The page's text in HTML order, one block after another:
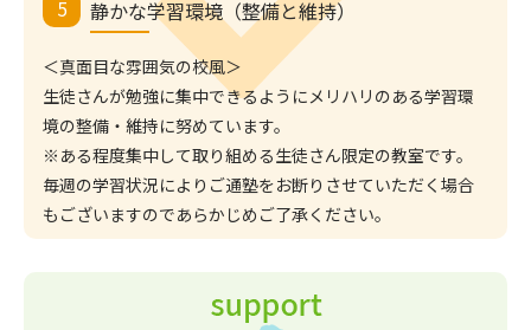
静かな学習環境（整備と維持）
＜真面目な雰囲気の校風＞
生徒さんが勉強に集中できるようにメリハリのある学習環
境の整備・維持に努めています。
※ある程度集中して取り組める生徒さん限定の教室です。
毎週の学習状況によりご通塾をお断りさせていただく場合
もございますのであらかじめご了承ください。